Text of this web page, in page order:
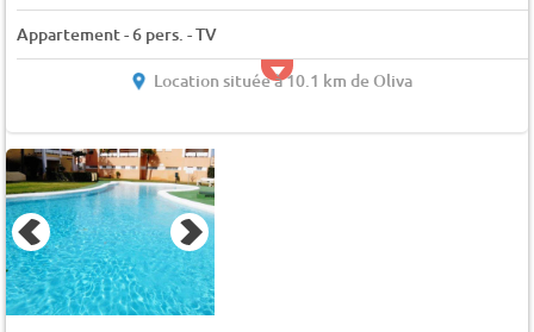
Appartement - 6 pers. - TV
Location située à 10.1 km de Oliva